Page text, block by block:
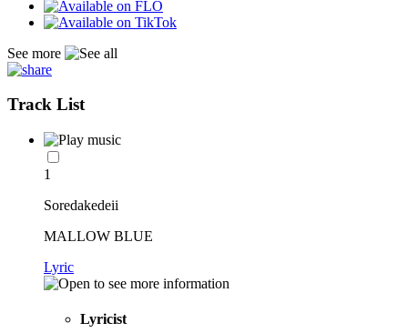
See more
Track List
1
Soredakedeii
MALLOW BLUE
Lyric
Lyricist